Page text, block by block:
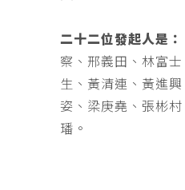
二十二位發起人是：
察、邢義田、林富
生、黃清連、黃進
姿、梁庚堯、張彬
璠。